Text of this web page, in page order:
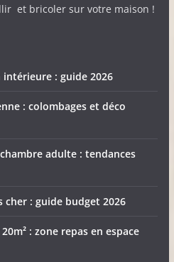
et bricoler sur votre maison !
: guide 2026
: colombages et déco
adulte : tendances
cher : guide budget 2026
: zone repas en espace